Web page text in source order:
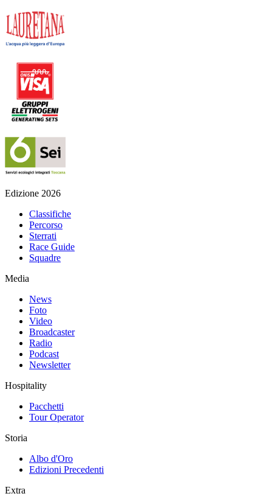
Edizione 2026
Classifiche
Percorso
Sterrati
Race Guide
Squadre
Media
News
Foto
Video
Broadcaster
Radio
Podcast
Newsletter
Hospitality
Pacchetti
Tour Operator
Storia
Albo d'Oro
Edizioni Precedenti
Extra